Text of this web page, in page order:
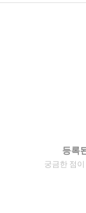
등록
궁금한 점